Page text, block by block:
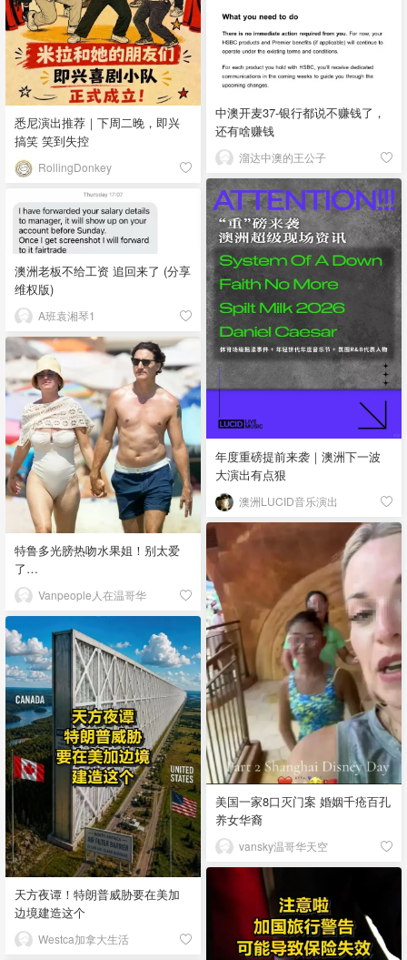
中澳开麦37-银行都说不赚钱了，
还有啥赚钱
溜达中澳的王公子
悉尼演出推荐｜下周二晚，即兴
搞笑 笑到失控
RollingDonkey
年度重磅提前来袭｜澳洲下一波
大演出有点狠
澳洲LUCID音乐演出
澳洲老板不给工资 追回来了 (分享
维权版)
A班袁湘琴1
特鲁多光膀热吻水果姐！别太爱
了…
Vanpeople人在温哥华
美国一家8口灭门案 婚姻千疮百孔
养女华裔
vansky温哥华天空
天方夜谭！特朗普威胁要在美加
边境建造这个
Westca加拿大生活